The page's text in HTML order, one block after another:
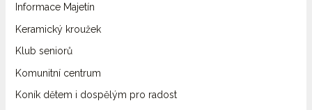
Informace Majetín
Keramický kroužek
Klub seniorů
Komunitní centrum
Koník dětem i dospělým pro radost